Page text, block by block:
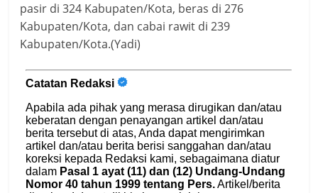
pasir di 324 Kabupaten/Kota, beras di 276
Kabupaten/Kota, dan cabai rawit di 239
Kabupaten/Kota.(Yadi)